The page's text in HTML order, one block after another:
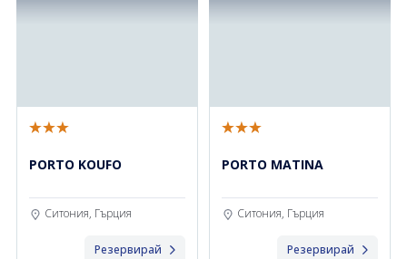
PORTO KOUFO
Ситония, Гърция
Резервирай
PORTO MATINA
Ситония, Гърция
Резервирай